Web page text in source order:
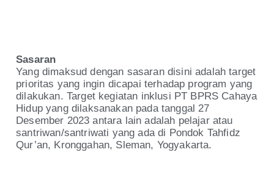
Sasaran
Yang dimaksud dengan sasaran disini adalah target
prioritas yang ingin dicapai terhadap program yang
dilakukan. Target kegiatan inklusi PT BPRS Cahaya
Hidup yang dilaksanakan pada tanggal 27
Desember 2023 antara lain adalah pelajar atau
santriwan/santriwati yang ada di Pondok Tahfidz
Qur’an, Kronggahan, Sleman, Yogyakarta.